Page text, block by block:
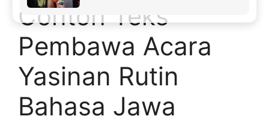
Contoh Teks
Pembawa Acara
Yasinan Rutin
Bahasa Jawa